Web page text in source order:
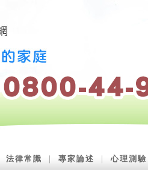
法律常識 專家論述 ｜心理測驗